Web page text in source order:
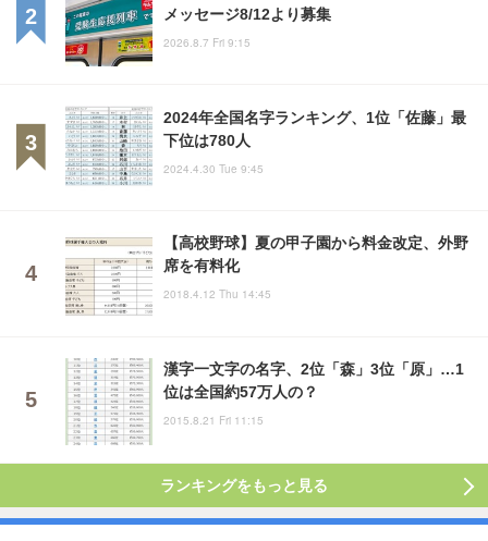
メッセージ8/12より募集
2026.8.7 Fri 9:15
2024年全国名字ランキング、1位「佐藤」最
下位は780人
2024.4.30 Tue 9:45
【高校野球】夏の甲子園から料金改定、外野
席を有料化
2018.4.12 Thu 14:45
漢字一文字の名字、2位「森」3位「原」…1
位は全国約57万人の？
2015.8.21 Fri 11:15
ランキングをもっと見る